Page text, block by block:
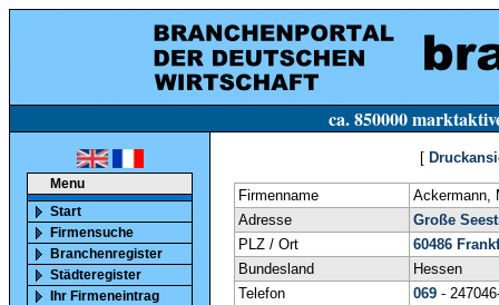
ca. 850000 marktaktive Firmen in
Menu
Start
Firmensuche
Branchenregister
Städteregister
Ihr Firmeneintrag
[
Firmenname
Ackermann,
Adresse
Große
PLZ / Ort
60486
Bundesland
Hessen
Telefon
069-